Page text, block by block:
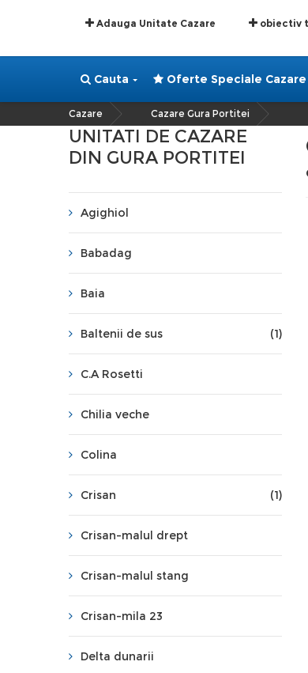
Adauga Unitate Cazare obiectiv
Cauta Oferte Speciale Cazare
Cazare Cazare Gura Portitei
UNITATI DE CAZARE
DIN GURA PORTITEI
Agighiol
Babadag
Baia
Baltenii de sus (1)
C.A Rosetti
Chilia veche
Colina
Crisan (1)
Crisan-malul drept
Crisan-malul stang
Crisan-mila 23
Delta dunarii